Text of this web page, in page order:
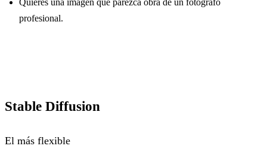
profesional.
Stable Diffusion
El más flexible